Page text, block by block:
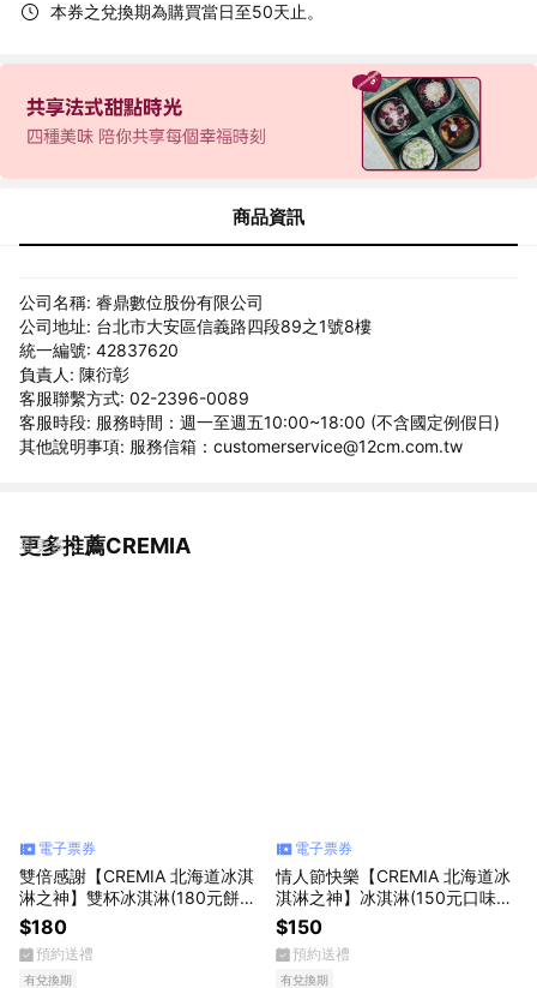
本券之兌換期為購買當日至50天止。
商品資訊
公司名稱: 睿鼎數位股份有限公司
公司地址: 台北市大安區信義路四段89之1號8樓
統一編號: 42837620
負責人: 陳衍彰
客服聯繫方式: 02-2396-0089
客服時段: 服務時間：週一至週五10:00~18:00 (不含國定例假日)
其他說明事項: 服務信箱：customerservice@12cm.com.tw
更多推薦CREMIA
看更多
電子票券
雙倍感謝【CREMIA 北海道冰淇
淋之神】雙杯冰淇淋(180元餅口
味任選)
$180
預約送禮
有兌換期
電子票券
情人節快樂【CREMIA 北海道冰
淇淋之神】冰淇淋(150元口味任
選)
$150
預約送禮
有兌換期